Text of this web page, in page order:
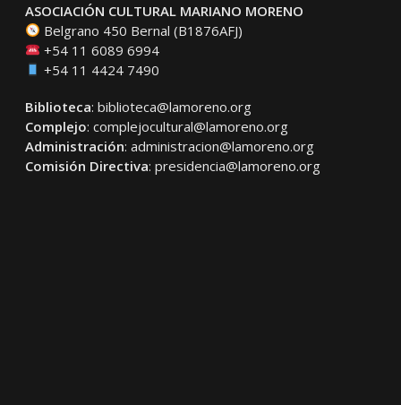
ASOCIACIÓN CULTURAL MARIANO MORENO
Belgrano 450 Bernal (B1876AFJ)
+54 11 6089 6994
+54 11 4424 7490
Biblioteca: biblioteca@lamoreno.org
Complejo: complejocultural@lamoreno.org
Administración: administracion@lamoreno.org
Comisión Directiva: presidencia@lamoreno.org